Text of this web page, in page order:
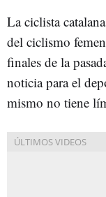
La ciclista
del ciclismo
finales de la
noticia para el
mismo no tiene